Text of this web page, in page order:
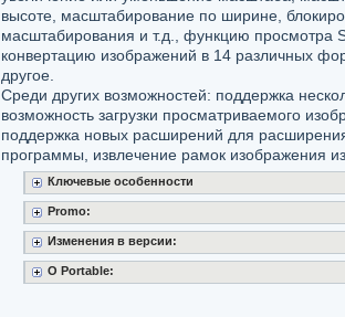
высоте, масштабирование по ширине,
масштабирования и т.д., функцию просмотра
конвертацию изображений в 14 различных
другое.
Среди других возможностей: поддержка
возможность загрузки просматриваемого
поддержка новых расширений для
программы, извлечение рамок изображения
Ключевые особенности
Promo:
Изменения в версии:
O Portable: